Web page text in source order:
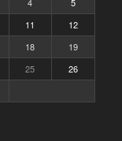
11
12
18
19
25
26